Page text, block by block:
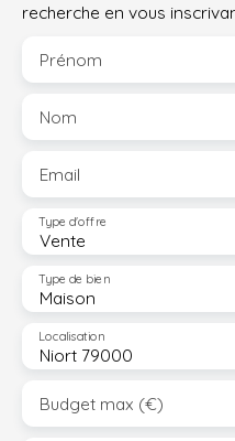
recherche en vous
Prénom
Nom
Email
Vente
Type d'offre
Maison
Type de bien
Niort 79000
Localisation
Budget max (€)